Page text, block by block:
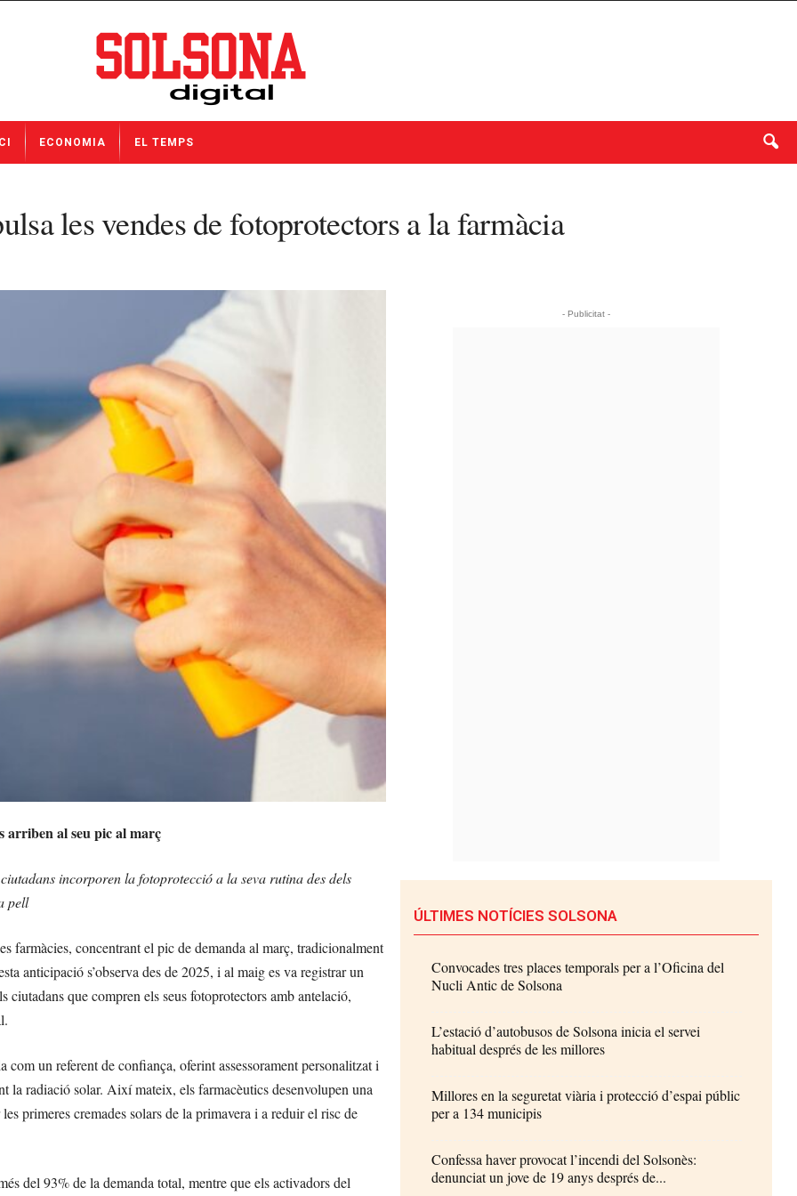
ECONOMIA EL TEMPS
les vendes de fotoprotectors a la farmàcia
arriben al seu pic al març
incorporen la fotoprotecció a la seva rutina des dels
pell
farmàcies, concentrant el pic de demanda al març, tradicionalment
anticipació s’observa des de 2025, i al maig es va registrar un
que compren els seus fotoprotectors amb antelació,
un referent de confiança, oferint assessorament personalitzat i
la radiació solar. Així mateix, els farmacèutics desenvolupen una
primeres cremades solars de la primavera i a reduir el risc de
del 93% de la demanda total, mentre que els activadors del
- Publicitat -
ÚLTIMES NOTÍCIES SOLSONA
Convocades tres places temporals per a l’Oficina del
Nucli Antic de Solsona
L’estació d’autobusos de Solsona inicia el servei
habitual després de les millores
Millores en la seguretat viària i protecció d’espai públic
per a 134 municipis
Confessa haver provocat l’incendi del Solsonès:
denunciat un jove de 19 anys després de...